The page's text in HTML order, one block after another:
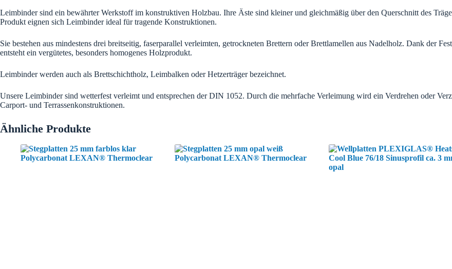
Leimbinder sind ein bewährter Werkstoff im konstruktiven Holzbau. Ihre Äste sind kleiner und gleichmäßig über den Querschnitt des
Produkt eignen sich Leimbinder ideal für tragende Konstruktionen.
Sie bestehen aus mindestens drei breitseitig, faserparallel verleimten, getrockneten Brettern oder Brettlamellen aus Nadelholz. Dank der
entsteht ein vergütetes, besonders homogenes Holzprodukt.
Leimbinder werden auch als Brettschichtholz, Leimbalken oder Hetzerträger bezeichnet.
Unsere Leimbinder sind wetterfest verleimt und entsprechen der DIN 1052. Durch die mehrfache Verleimung wird ein Verdrehen oder
Carport- und Terrassenkonstruktionen.
Ähnliche Produkte